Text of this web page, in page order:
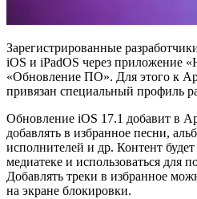
Зарегистрированные
iOS и iPadOS через приложение
«Обновление ПО». Для этого к
привязан специальный профиль
Обновление iOS 17.1 добавит в
добавлять в избранное песни,
исполнителей и др. Контент будет
медиатеке и использоваться для
Добавлять треки в избранное
на экране блокировки.